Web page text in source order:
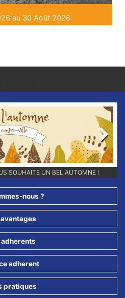
au 30 Août 2026
SOUHAITE UN BEL AUTOMNE !
SOCIAUX ET ABONNEZ-VOUS
DE NOS ANIMATIONS !!
Next
nous ?
adherents
adherent
pratiques